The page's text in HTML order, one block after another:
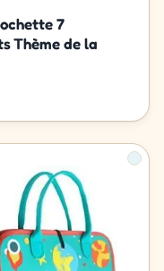
7
Thème de la